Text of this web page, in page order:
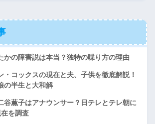
かの障害説は本当？独特の喋り方の理由
・コックスの現在と夫、子供を徹底解説！
の半生と大和解
谷薫子はアナウンサー？日テレとテレ朝に
を調査